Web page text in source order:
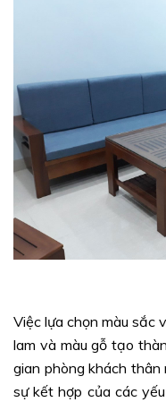
Việc lựa chọn màu sắc
lam và màu gỗ tạo
gian phòng khách
sự kết hợp của các